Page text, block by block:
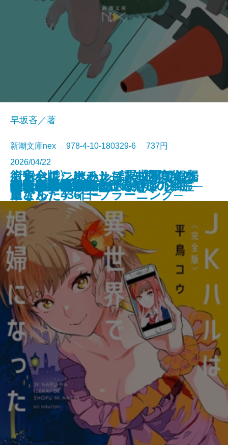
食べると死ぬ花
猫と罰
くらべて、けみして 校閲部の九
重さん
水よ踊れ
役者廃業・三婆
裂けた明日
おやじはニーチェ─認知症の父と
過ごした436日─
量子力学で生命の謎を解く
記憶の帝国
街角ハルシネーション─探偵AIの
リアル・ディープラーニング─
早坂吝／著
新潮文庫nex 978-4-10-180329-6 737円
2026/04/22
文庫電子書籍あり
〈完全版〉JKハルは異世界で娼婦
になった
今夜もベルが鳴る
歌舞伎町アンダーグラウンド
ツユクサナツコの一生
あしたの名医4─それぞれの決断─
鬼にきんつば─七つの刻鐘の幽霊─
東京都同情塔
養老先生、病院へ行く
不良老人の文学論
秀長と利休